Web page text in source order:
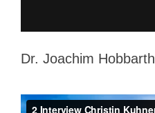
Dr. Joachim Hobbarth